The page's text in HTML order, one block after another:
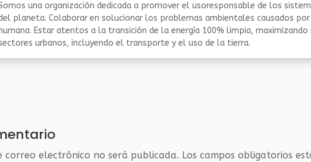
una organización dedicada a promover el usoresponsable de los
planeta. Colaborar en solucionar los problemas ambientales causados
humana. Estar atentos a la transición de la energía 100% limpia, maximizando
urbanos, incluyendo el transporte y el uso de la tierra.
correo electrónico no será publicada. Los campos obligatorios